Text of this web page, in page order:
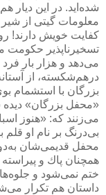
شده‌اید. در این دیار
معلومات گیتی از شیر
كفایت خویش دارند!
تسخیرناپذیر حكومت
می‌دهد و هزار بار
درهم‌شكسته، از
بزرگان با استشمام
«محفل بزرگان»
می‌زنند كه: «هنوز
بی‌درنگ بر نام او قلم
محفل قدیمی‌شان
همچنان پاك و
ختم نمی‌شود و
داستان هم تكرار